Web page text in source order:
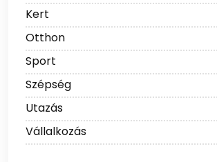
Kert
Otthon
Sport
Szépség
Utazás
Vállalkozás